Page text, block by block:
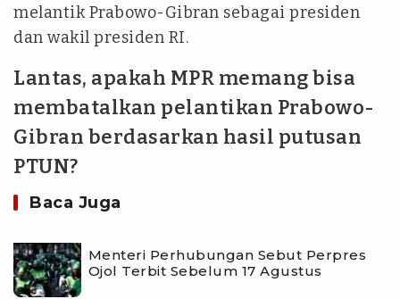
melantik Prabowo-Gibran sebagai presiden
dan wakil presiden RI.
Lantas, apakah MPR memang bisa
membatalkan pelantikan Prabowo-
Gibran berdasarkan hasil putusan
PTUN?
Baca Juga
Menteri Perhubungan Sebut Perpres
Ojol Terbit Sebelum 17 Agustus